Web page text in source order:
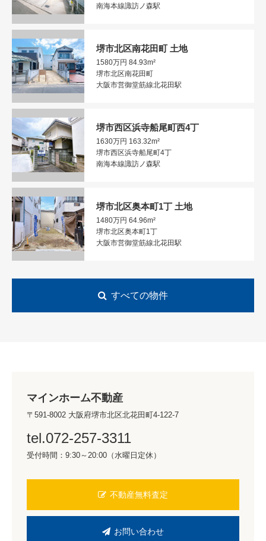
南海本線諏訪ノ森駅
堺市北区南花田町 土地
1580万円 84.93m²
堺市北区南花田町
大阪市営御堂筋線北花田駅
堺市西区浜寺船尾町西4丁
1630万円 163.32m²
堺市西区浜寺船尾町4丁
南海本線諏訪ノ森駅
堺市北区奥本町1丁 土地
1480万円 64.96m²
堺市北区奥本町1丁
大阪市営御堂筋線北花田駅
すべての物件
マインホーム不動産
〒591-8002 大阪府堺市北区北花田町4-122-7
tel.072-257-3311
受付時間：9:30～20:00（水曜日定休）
不動産無料査定
お問い合わせ